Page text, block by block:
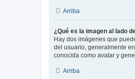
Arriba
¿Qué es la imagen al lado
Hay dos imágenes que
del usuario, generalmente
conocida como avatar y
Arriba